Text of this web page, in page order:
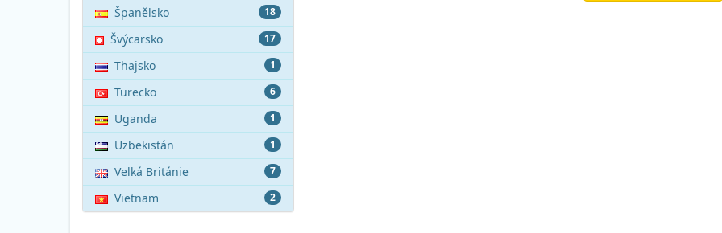
18
Španělsko
17
Švýcarsko
1
Thajsko
6
Turecko
1
Uganda
1
Uzbekistán
7
Velká Británie
2
Vietnam